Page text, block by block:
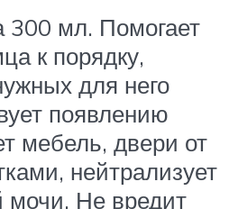
мл. Помогает
к порядку,
для него
появлению
мебель, двери от
нейтрализует
мочи. Не вредит